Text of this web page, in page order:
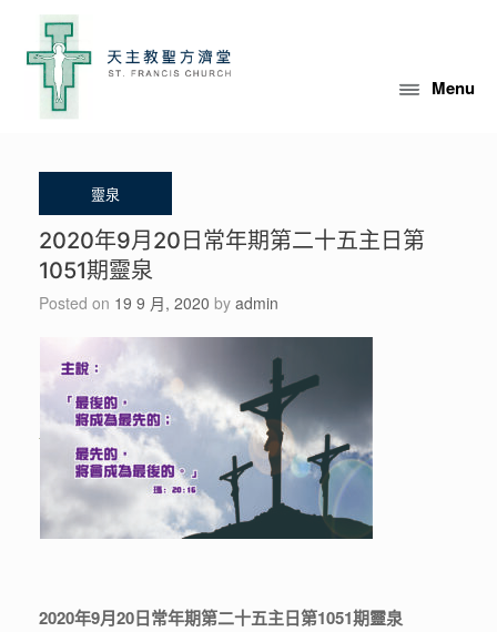
content
Menu
2020年9月20日常年期第二十五主日第
1051期靈泉
Posted on 19 9 月, 2020 by admin
2020年9月20日常年期第二十五主日第1051期靈泉